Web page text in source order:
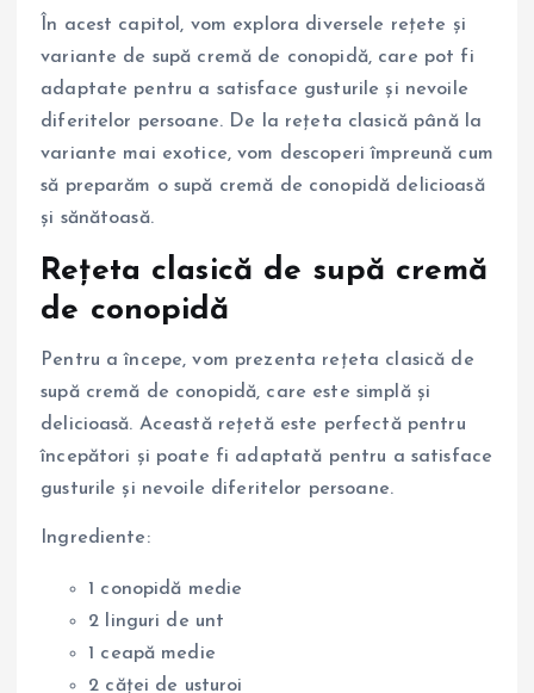
În acest capitol, vom explora diversele rețete și
variante de supă cremă de conopidă, care pot fi
adaptate pentru a satisface gusturile și nevoile
diferitelor persoane. De la rețeta clasică până la
variante mai exotice, vom descoperi împreună cum
să preparăm o supă cremă de conopidă delicioasă
și sănătoasă.
Rețeta clasică de supă cremă
de conopidă
Pentru a începe, vom prezenta rețeta clasică de
supă cremă de conopidă, care este simplă și
delicioasă. Această rețetă este perfectă pentru
începători și poate fi adaptată pentru a satisface
gusturile și nevoile diferitelor persoane.
Ingrediente:
1 conopidă medie
2 linguri de unt
1 ceapă medie
2 căței de usturoi